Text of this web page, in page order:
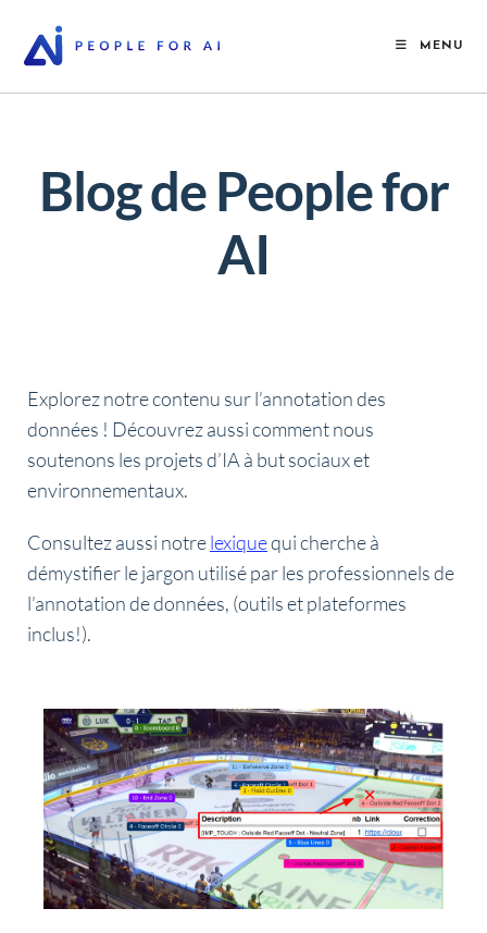
MENU
Blog de People for
AI
Explorez notre contenu sur l’annotation des
données ! Découvrez aussi comment nous
soutenons les projets d’IA à but sociaux et
environnementaux.
Consultez aussi notrelexiquequi cherche à
démystifier le jargon utilisé par les professionnels de
l’annotation de données, (outils et plateformes
inclus!).